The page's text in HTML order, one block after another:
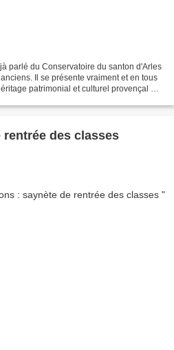
parlé du Conservatoire du santon d'Arles
Il se présente vraiment et en tous
patrimonial et culturel provençal de
des classes